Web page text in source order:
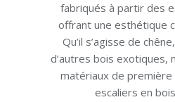
fabriqués à partir des
offrant une esthétique
Qu’il s’agisse de
d’autres bois exotiques,
matériaux de
escaliers en